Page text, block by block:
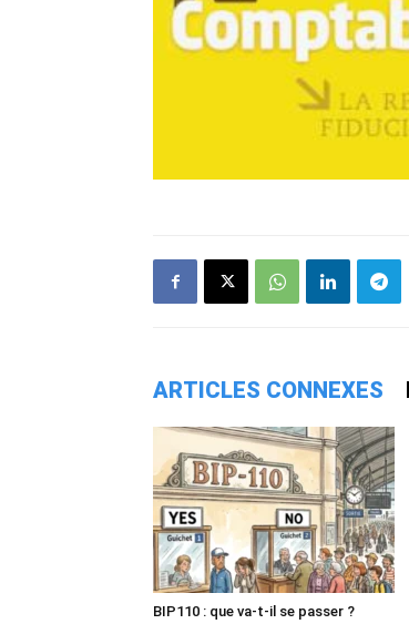
ARTICLES CONNEXES
BIP110 : que va-t-il se passer ?